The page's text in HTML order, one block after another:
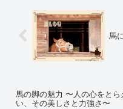
馬
馬の脚の魅力 〜人の心をとら
い、その美しさと力強さ〜